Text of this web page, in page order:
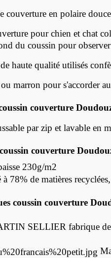
couverture en polaire
pour chien et chat c
du coussin pour
haute qualité utilisés
marron pour s'accorder
couverture
par zip et lavable en
coussin couverture
230g/m2
à 78% de matières
coussin couverture
SELLIER fabrique